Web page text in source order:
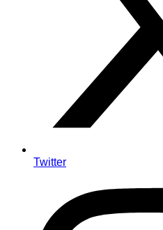
Twitter